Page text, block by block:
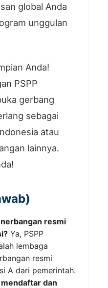
global Anda
unggulan
Anda!
PSPP
gerbang
sebagai
atau
lainnya.
resmi
Ya, PSPP
lembaga
resmi
A dari pemerintah.
dan